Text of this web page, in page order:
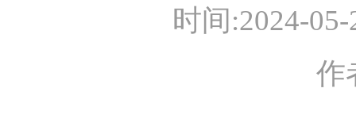
时间:2024-
作